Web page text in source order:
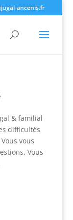
ancenis.fr
& familial
difficultés
vous
Vous